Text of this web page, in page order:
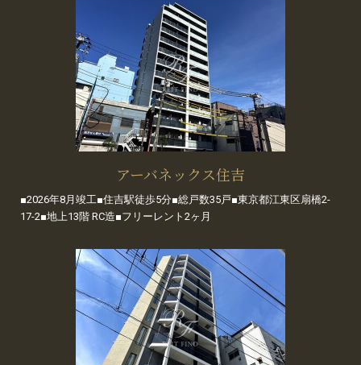
アーバネックス住吉
■2026年8月竣工■住吉駅徒歩5分■総戸数35戸■東京都江東区扇橋2-
17-2■地上13階 RC造■フリーレント2ヶ月